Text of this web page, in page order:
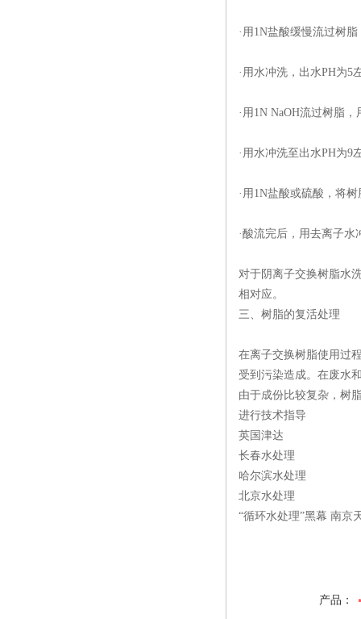
·用1N盐酸缓慢流过树
·用水冲洗，出水PH为5
·用1N NaOH流过树脂
·用水冲洗至出水PH为9
·用1N盐酸或硫酸，将
·酸流完后，用去离子
对于阴离子交换树脂水
相对应。
三、树脂的复活处理
在离子交换树脂使用过
受到污染造成。在废水
由于成份比较复杂，树
进行技术指导
英国津达
长春水处理
哈尔滨水处理
北京水处理
“循环水处理”黑幕 南京
产品：